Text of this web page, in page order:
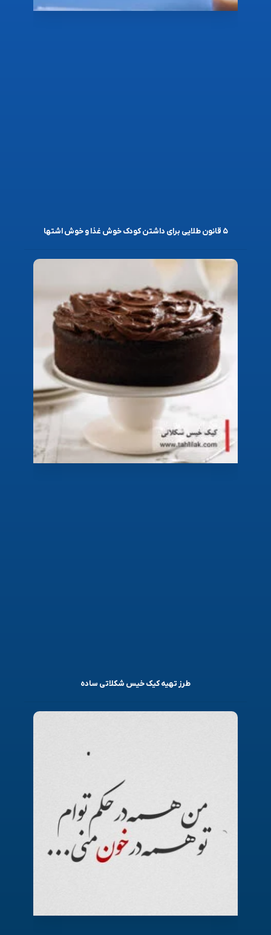
۵ قانون طلایی برای داشتن کودک خوش غذا و خوش اشتها
طرز تهیه کیک خیس شکلاتی ساده